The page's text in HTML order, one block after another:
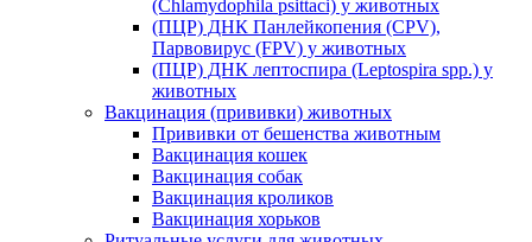
(Chlamydophila psittaci) у животных
(ПЦР) ДНК Панлейкопения (CPV),
Парвовирус (FPV) у животных
(ПЦР) ДНК лептоспира (Leptospira spp.) у
животных
Вакцинация (прививки) животных
Прививки от бешенства животным
Вакцинация кошек
Вакцинация собак
Вакцинация кроликов
Вакцинация хорьков